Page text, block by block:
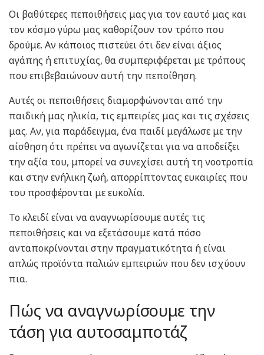
Οι βαθύτερες πεποιθήσεις μας για τον εαυτό μας και
τον κόσμο γύρω μας καθορίζουν τον τρόπο που
δρούμε. Αν κάποιος πιστεύει ότι δεν είναι άξιος
αγάπης ή επιτυχίας, θα συμπεριφέρεται με τρόπους
που επιβεβαιώνουν αυτή την πεποίθηση.
Αυτές οι πεποιθήσεις διαμορφώνονται από την
παιδική μας ηλικία, τις εμπειρίες μας και τις σχέσεις
μας. Αν, για παράδειγμα, ένα παιδί μεγάλωσε με την
αίσθηση ότι πρέπει να αγωνίζεται για να αποδείξει
την αξία του, μπορεί να συνεχίσει αυτή τη νοοτροπία
και στην ενήλικη ζωή, απορρίπτοντας ευκαιρίες που
του προσφέρονται με ευκολία.
Το κλειδί είναι να αναγνωρίσουμε αυτές τις
πεποιθήσεις και να εξετάσουμε κατά πόσο
ανταποκρίνονται στην πραγματικότητα ή είναι
απλώς προϊόντα παλιών εμπειριών που δεν ισχύουν
πια.
Πώς να αναγνωρίσουμε την
τάση για αυτοσαμποτάζ